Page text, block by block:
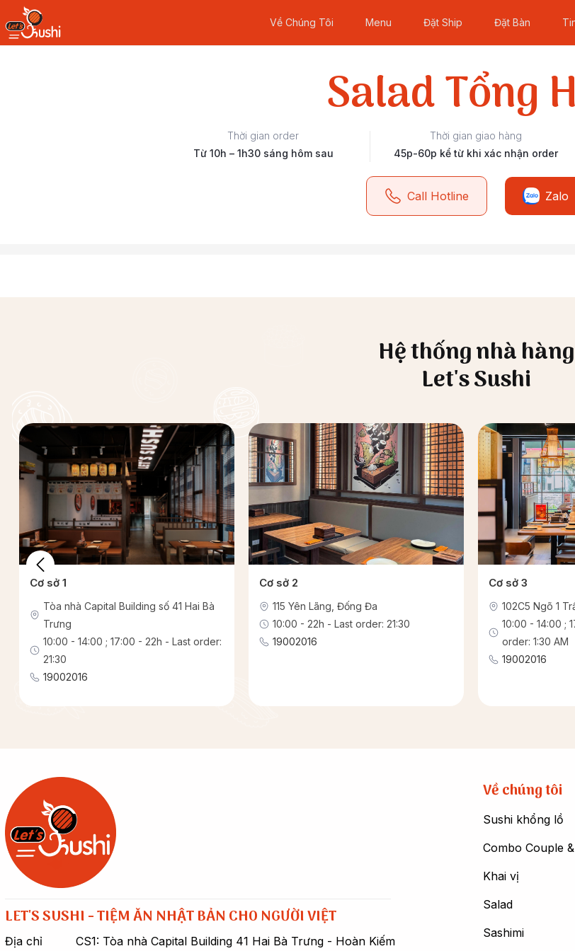
Về Chúng Tôi Menu Đặt Ship Đặt Bàn
Salad Tổng
Thời gian order
Từ 10h – 1h30 sáng hôm sau
Thời gian giao hàng
45p-60p kể từ khi xác nhận order
Call Hotline Zalo
Hệ thống nhà hàng
Let's Sushi
Cơ sở 1
Tòa nhà Capital Building số 41 Hai Bà
Trưng
10:00 - 14:00 ; 17:00 - 22h - Last order:
21:30
19002016
Cơ sở 2
115 Yên Lãng, Đống Đa
10:00 - 22h - Last order: 21:30
19002016
Cơ sở 3
102C5 Ngõ 1
10:00 - 14:00 ;
order: 1:30 AM
19002016
LET'S SUSHI - TIỆM ĂN NHẬT BẢN CHO NGƯỜI VIỆT
Địa chỉ CS1: Tòa nhà Capital Building 41 Hai Bà Trưng - Hoàn Kiếm
Về chúng tôi
Sushi khổng lồ
Combo Couple
Khai vị
Salad
Sashimi